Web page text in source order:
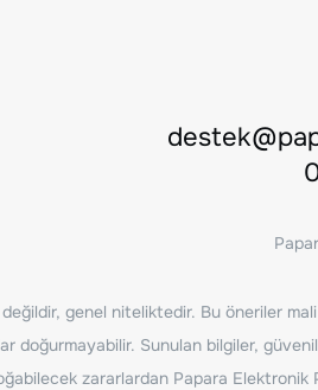
değildir, genel niteliktedir. Bu öneriler
doğurmayabilir. Sunulan bilgiler,
zararlardan Papara Elektronik